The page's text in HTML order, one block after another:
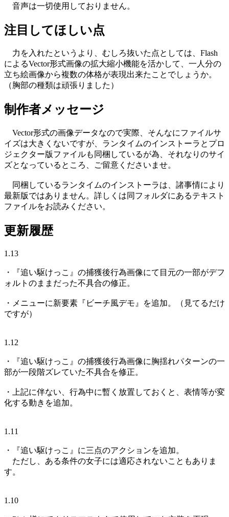
音声は一切使用しておりません。
注目してほしい点
力を入れたというより、むしろ抜いた点としては、Flash
によるVector形式画像の拡大縮小機能を活かして、一人分の
立ち絵画像から複数の体格が表現出来たことでしょうか。
（胸部の種類は頑張りました）
制作者メッセージ
Vector形式の画像データなので実際、そんなにファイルサ
イズは大きくないですが、ランタイムのインストーラとプロ
ジェクター版ファイルも同梱しているが為、それなりのサイ
ズとなっているところ、ご留意くださいませ。
同梱しているランタイムのインストーラは、諸事情により
最新版ではありません。詳しくは同フォルダにあるテキスト
ファイルをお読みください。
更新履歴
1.13
・『追い駆けっこ』の捕獲後行為画像にて目元の一部がデフ
ォルトのままだった不具合の修正。
・メニューに新要素『ビーチ風デモ』を追加。（見てるだけ
ですが）
1.12
・『追い駆けっこ』の捕獲後行為画像に胸揺れパターンの一
部が一段階ズレていた不具合を修正。
・上記に伴ない、行為中に暫く放置しておくと、表情等が変
化する動きを追加。
1.11
・『追い駆けっこ』に三点のアクションを追加。
ただし、ある条件の女子には適応されないこともありま
す。
1.10